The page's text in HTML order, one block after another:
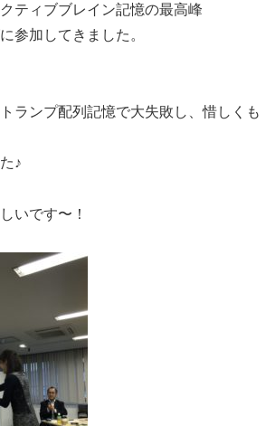
ティブブレイン記憶の最高峰
参加してきました。
ランプ配列記憶で大失敗し、惜しくも
♪
いです〜！